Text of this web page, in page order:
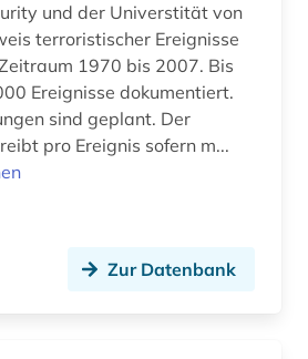
herkunftsland (1)
und der Universtität von
terroristischer Ereignisse
1970 bis 2007. Bis
Ereignisse dokumentiert.
sind geplant. Der
pro Ereignis sofern m...
Zur Datenbank